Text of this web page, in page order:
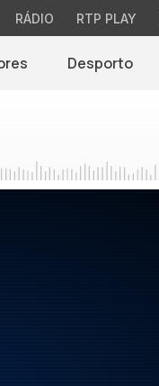
RÁDIO RTP PLAY
Desporto